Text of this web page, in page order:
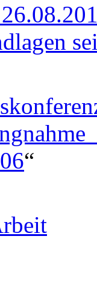
“